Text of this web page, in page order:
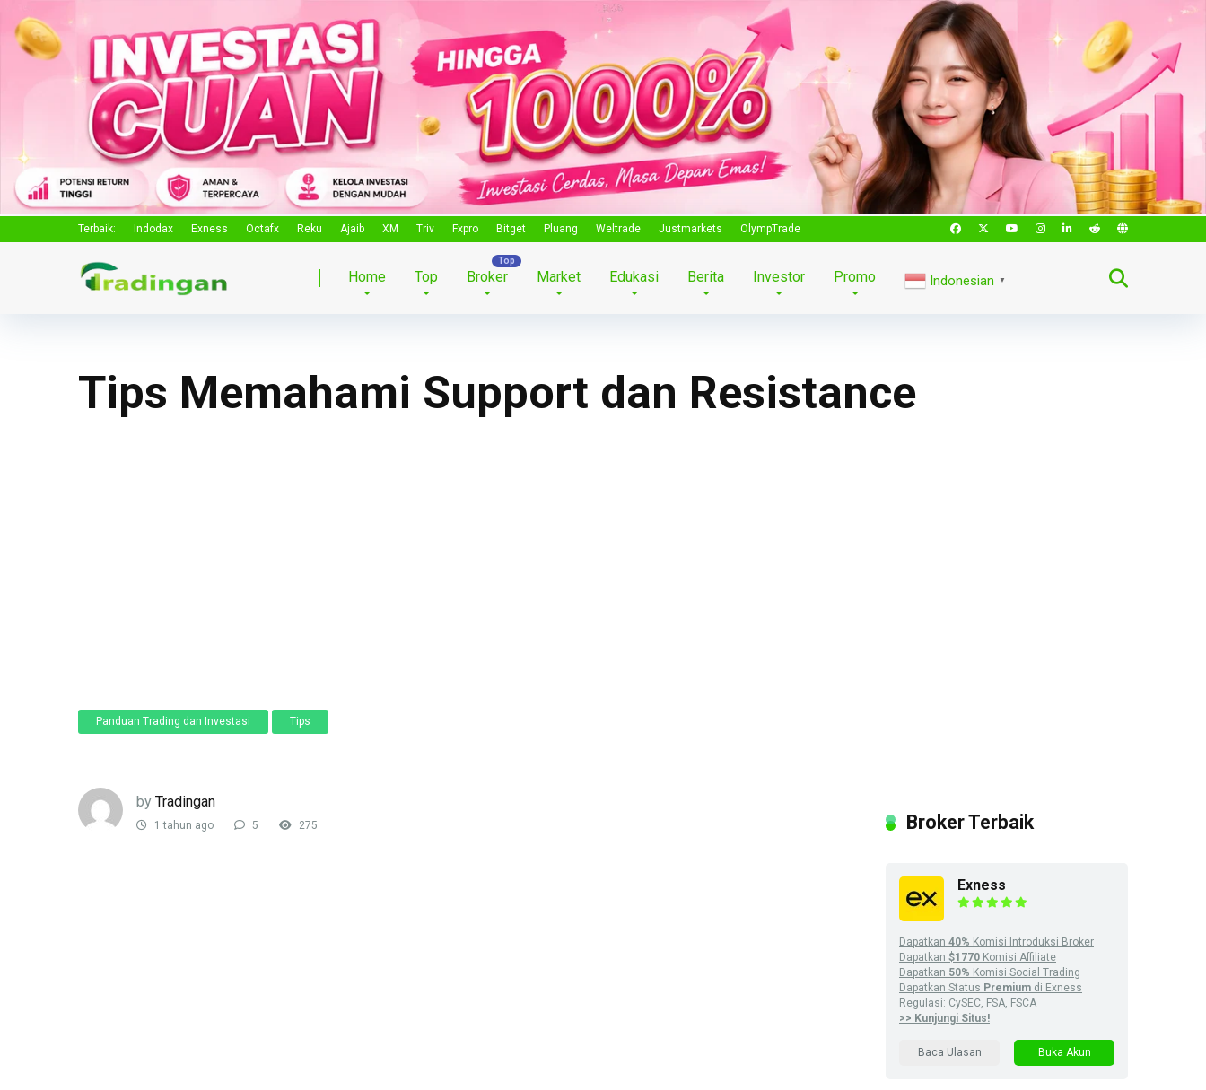
Terbaik: Indodax Exness Octafx Reku Ajaib XM Triv Fxpro Bitget Pluang Weltrade Justmarkets OlympTrade
Home Top Broker Market Edukasi Berita Investor Promo Indonesian ▼
Tips Memahami Support dan Resistance
Panduan Trading dan Investasi Tips
by Tradingan
1 tahun ago 5 275 Broker Terbaik
Exness
Dapatkan 40% Komisi Introduksi Broker
Dapatkan $1770 Komisi Affiliate
Dapatkan 50% Komisi Social Trading
Dapatkan Status Premium di Exness
Regulasi: CySEC, FSA, FSCA
>> Kunjungi Situs!
Baca Ulasan Buka Akun